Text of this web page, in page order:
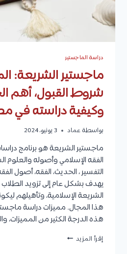
دراسة الماجستير
ماجستير الشريعة:
شروط القبول، أهم
وكيفية دراسته في
بواسطة عماد 3 يونيو، 2024
ماجستير الشريعة هو برنامج
الفقه الإسلامي وأصوله والعلوم
التفسير ، الحديث، الفقه، أصول
يهدف بشكل عام إلى تزويد
الشريعة الإسلامية، وتأهيلهم
هذا المجال. مميزات دراسة
هذه الدرجة الكثير من المميزات،
إقرأ المزيد ماجستير